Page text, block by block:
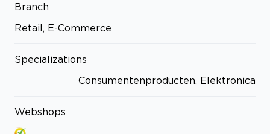
Branch
Retail, E-Commerce
Specializations
Consumentenproducten, Elektronica
Webshops